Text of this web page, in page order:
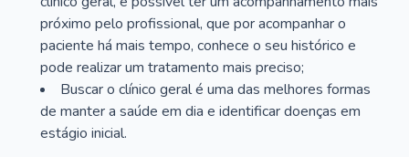
próximo pelo profissional, que por acompanhar o
paciente há mais tempo, conhece o seu histórico e
pode realizar um tratamento mais preciso;
Buscar o clínico geral é uma das melhores formas
de manter a saúde em dia e identificar doenças em
estágio inicial.